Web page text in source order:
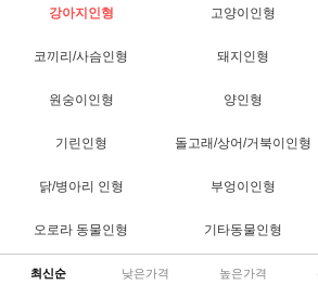
강아지인형 고양이인형
코끼리/사슴인형 돼지인형
원숭이인형 양인형
기린인형 돌고래/상어/거북이인형
닭/병아리 인형 부엉이인형
오로라 동물인형 기타동물인형
최신순 낮은가격 높은가격